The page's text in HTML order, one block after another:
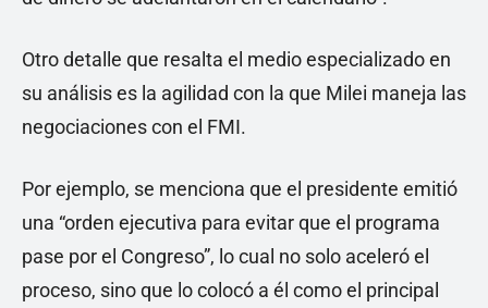
Otro detalle que resalta el medio especializado en
su análisis es la agilidad con la que Milei maneja las
negociaciones con el FMI.
Por ejemplo, se menciona que el presidente emitió
una “orden ejecutiva para evitar que el programa
pase por el Congreso”, lo cual no solo aceleró el
proceso, sino que lo colocó a él como el principal